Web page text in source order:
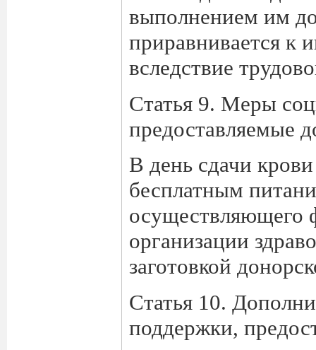
выполнением им
приравнивается к
вследствие
Статья 9. Меры
предоставляемые
В день сдачи
бесплатным
осуществляющего
организации
заготовкой
Статья 10.
поддержки,